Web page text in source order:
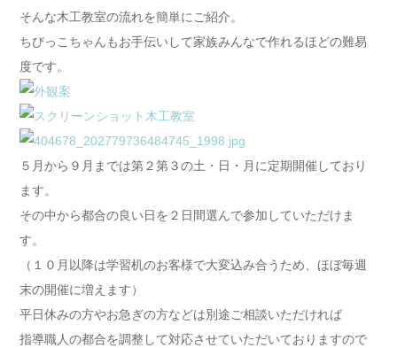
そんな木工教室の流れを簡単にご紹介。
ちびっこちゃんもお手伝いして家族みんなで作れるほどの難易
度です。
５月から９月までは第２第３の土・日・月に定期開催しており
ます。
その中から都合の良い日を２日間選んで参加していただけま
す。
（１０月以降は学習机のお客様で大変込み合うため、ほぼ毎週
末の開催に増えます）
平日休みの方やお急ぎの方などは別途ご相談いただければ
指導職人の都合を調整して対応させていただいておりますので